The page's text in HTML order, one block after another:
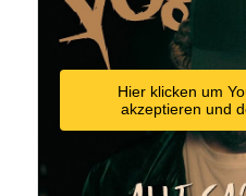
Hier klicken um
akzeptieren und